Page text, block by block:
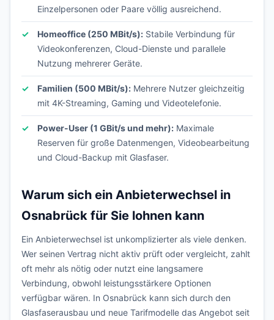
Einzelpersonen oder Paare völlig ausreichend.
Homeoffice (250 MBit/s): Stabile Verbindung für
Videokonferenzen, Cloud-Dienste und parallele
Nutzung mehrerer Geräte.
Familien (500 MBit/s): Mehrere Nutzer gleichzeitig
mit 4K-Streaming, Gaming und Videotelefonie.
Power-User (1 GBit/s und mehr): Maximale
Reserven für große Datenmengen, Videobearbeitung
und Cloud-Backup mit Glasfaser.
Warum sich ein Anbieterwechsel in
Osnabrück für Sie lohnen kann
Ein Anbieterwechsel ist unkomplizierter als viele denken.
Wer seinen Vertrag nicht aktiv prüft oder vergleicht, zahlt
oft mehr als nötig oder nutzt eine langsamere
Verbindung, obwohl leistungsstärkere Optionen
verfügbar wären. In Osnabrück kann sich durch den
Glasfaserausbau und neue Tarifmodelle das Angebot seit